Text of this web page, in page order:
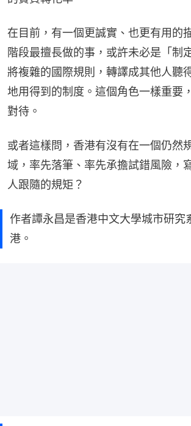
在目前，有一個更誠實、也更有用的
階段最擅長做的事，或許未必是「制
將複雜的國際規則，轉譯成其他人聽
地用得到的制度。這個角色一樣重要
對待。
或者這樣問，香港有沒有在一個仍然
域，率先落筆、率先承擔試錯風險，
人跟隨的規矩？
作者譚永昌是香港中文大學城市研究
港。